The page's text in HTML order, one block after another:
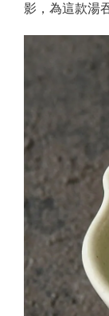
影，為這款湯